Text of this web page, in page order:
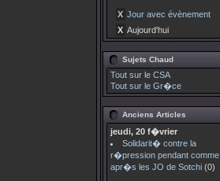
X Jour avec évènement
X Aujourd'hui
Sujets Chaud
Tout sur le CSA
Tout sur le Gr�ce
Anciens Articles
jeudi, 20 f�vrier
Solidarit� contre la
r�pression pendant comme
apr�s les JO de Sotchi (0)